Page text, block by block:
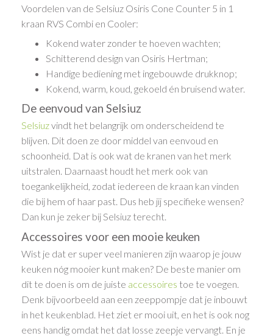
Voordelen van de Selsiuz Osiris Cone Counter 5 in 1
kraan RVS Combi en Cooler:
Kokend water zonder te hoeven wachten;
Schitterend design van Osiris Hertman;
Handige bediening met ingebouwde drukknop;
Kokend, warm, koud, gekoeld én bruisend water.
De eenvoud van Selsiuz
Selsiuzvindt het belangrijk om onderscheidend te
blijven. Dit doen ze door middel van eenvoud en
schoonheid. Dat is ook wat de kranen van het merk
uitstralen. Daarnaast houdt het merk ook van
toegankelijkheid, zodat iedereen de kraan kan vinden
die bij hem of haar past. Dus heb jij specifieke wensen?
Dan kun je zeker bij Selsiuz terecht.
Accessoires voor een mooie keuken
Wist je dat er super veel manieren zijn waarop je jouw
keuken nóg mooier kunt maken? De beste manier om
dit te doen is om de juiste accessoires toe te voegen.
Denk bijvoorbeeld aan een zeeppompje dat je inbouwt
in het keukenblad. Het ziet er mooi uit, en het is ook nog
eens handig omdat het dat losse zeepje vervangt. En je